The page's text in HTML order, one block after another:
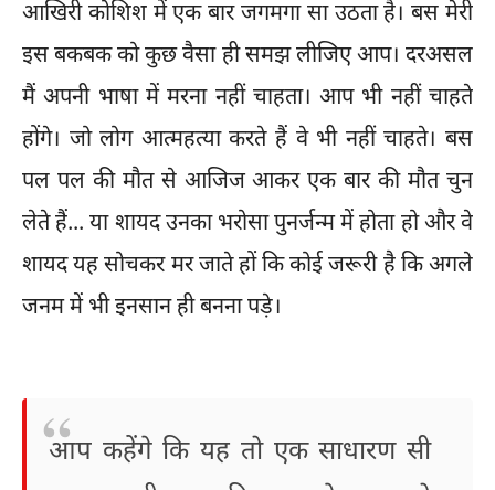
आखिरी कोशिश में एक बार जगमगा सा उठता है। बस मेरी
इस बकबक को कुछ वैसा ही समझ लीजिए आप। दरअसल
मैं अपनी भाषा में मरना नहीं चाहता। आप भी नहीं चाहते
होंगे। जो लोग आत्महत्या करते हैं वे भी नहीं चाहते। बस
पल पल की मौत से आजिज आकर एक बार की मौत चुन
लेते हैं... या शायद उनका भरोसा पुनर्जन्म में होता हो और वे
शायद यह सोचकर मर जाते हों कि कोई जरूरी है कि अगले
जनम में भी इनसान ही बनना पड़े।
आप कहेंगे कि यह तो एक साधारण सी